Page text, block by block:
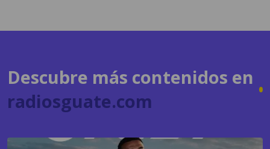
Descubre más contenidos en
radiosguate.com